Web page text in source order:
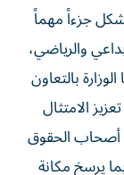
جزءاً مهماً
والرياضي،
بالتعاون
الامتثال
أصحاب الحقوق
يرسخ مكانة